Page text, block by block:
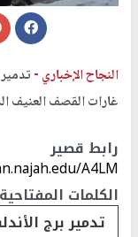
النجاح الإخباري -
غارات القصف العنيف
رابط قصير
A4LM/
الكلمات المفتاحية
تدمير برج